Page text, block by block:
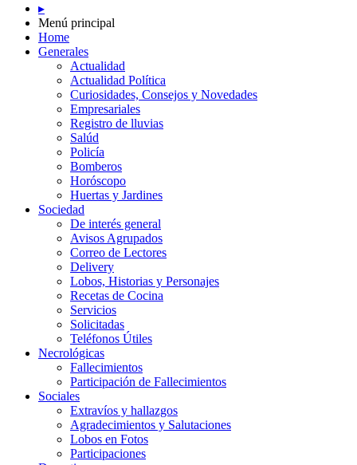
▸
Menú principal
Home
Generales
Actualidad
Actualidad Política
Curiosidades, Consejos y Novedades
Empresariales
Registro de lluvias
Salúd
Policía
Bomberos
Horóscopo
Huertas y Jardines
Sociedad
De interés general
Avisos Agrupados
Correo de Lectores
Delivery
Lobos, Historias y Personajes
Recetas de Cocina
Servicios
Solicitadas
Teléfonos Útiles
Necrológicas
Fallecimientos
Participación de Fallecimientos
Sociales
Extravíos y hallazgos
Agradecimientos y Salutaciones
Lobos en Fotos
Participaciones